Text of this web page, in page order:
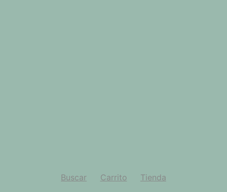
Buscar Carrito Tienda